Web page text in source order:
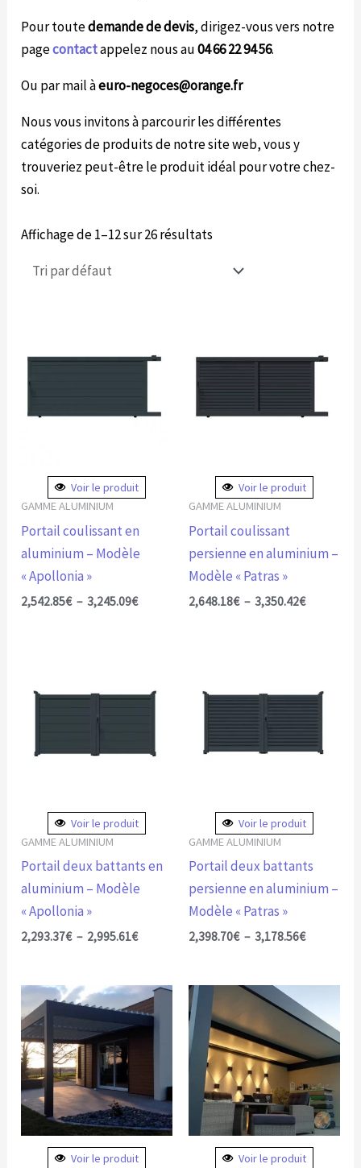
Pour toutedemande de devis, dirigez-vous vers notre
pagecontactappelez nous au04 66 22 94 56.
Ou par mail àeuro-negoces@orange.fr
Nous vous invitons à parcourir les différentes
catégories de produits de notre site web, vous y
trouveriez peut-être le produit idéal pour votre chez-
soi.
Affichage de 1–12 sur 26 résultats
Voir le produit
GAMME ALUMINIUM
Portail coulissant en
aluminium – Modèle
« Apollonia »
2,542.85€ – 3,245.09€
prix :
2,542.85€
variations.
peuvent
être
choisies
sur
la
page
Voir le produit
GAMME ALUMINIUM
Portail coulissant
persienne en aluminium –
Modèle « Patras »
2,648.18€ – 3,350.42€
prix :
2,648.18€
plusieurs
variations.
peuvent
être
choisies
sur
la
page
Voir le produit
GAMME ALUMINIUM
Portail deux battants en
aluminium – Modèle
« Apollonia »
2,293.37€ – 2,995.61€
prix :
2,293.37€
variations.
peuvent
être
choisies
sur
la
page
Voir le produit
GAMME ALUMINIUM
Portail deux battants
persienne en aluminium –
Modèle « Patras »
2,398.70€ – 3,178.56€
2,398.70€
à
3,178.56€
plusieurs
variations.
peuvent
être
choisies
sur
la
page
Voir le produit Voir le produit